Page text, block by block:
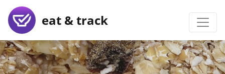
eat & track